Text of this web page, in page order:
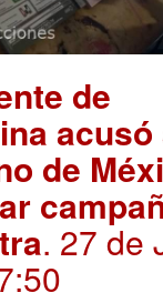
de
acusó
de
. 27 de